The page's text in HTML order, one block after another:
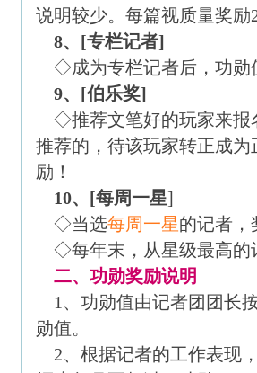
说明较少。每篇视质量奖励
8、[专栏记者]
◇成为专栏记者后，功勋
9、[伯乐奖]
◇推荐文笔好的玩家来报
推荐的，待该玩家转正成为
励！
10、[每周一星]
◇当选每周一星的记者，
◇每年末，从星级最高的
二、功勋奖励说明
1、功勋值由记者团团长
勋值。
2、根据记者的工作表现